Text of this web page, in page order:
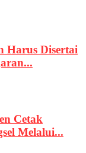
Harus Disertai
Cetak
Melalui...